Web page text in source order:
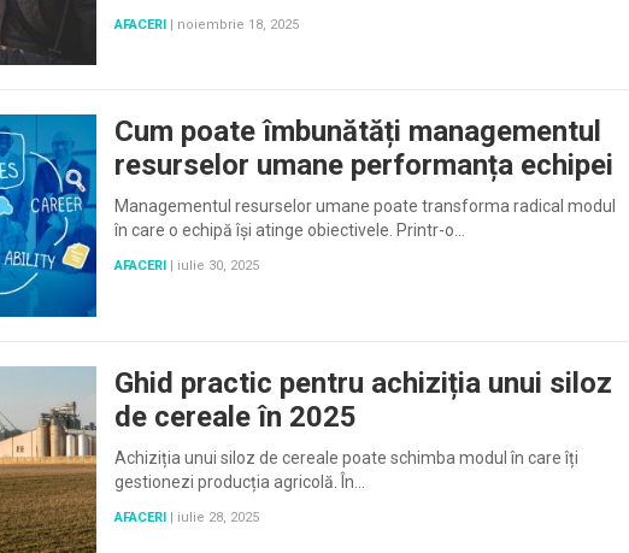
AFACERI | noiembrie 18, 2025
Cum poate îmbunătăți managementul
resurselor umane performanța echipei
Managementul resurselor umane poate transforma radical modul
în care o echipă își atinge obiectivele. Printr-o…
AFACERI | iulie 30, 2025
Ghid practic pentru achiziția unui siloz
de cereale în 2025
Achiziția unui siloz de cereale poate schimba modul în care îți
gestionezi producția agricolă. În…
AFACERI | iulie 28, 2025